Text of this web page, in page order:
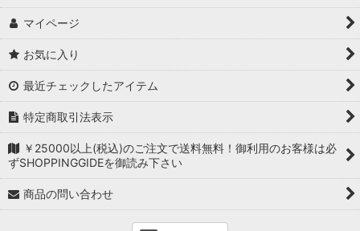
マイページ
お気に入り
最近チェックしたアイテム
特定商取引法表示
￥25000以上(税込)のご注文で送料無料！御利用のお客様は必
ずSHOPPINGGIDEを御読み下さい
商品の問い合わせ